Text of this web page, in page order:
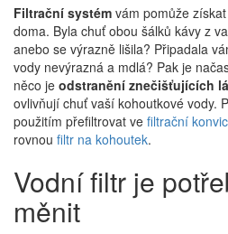
Filtrační systém vám pomůže
doma. Byla chuť obou šálků kávy z
anebo se výrazně lišila? Připadala
vody nevýrazná a mdlá? Pak je
něco je odstranění znečišťujících
ovlivňují chuť vaší kohoutkové vody.
použitím přefiltrovat ve filtrační
rovnou filtr na kohoutek.
Vodní filtr je
měnit